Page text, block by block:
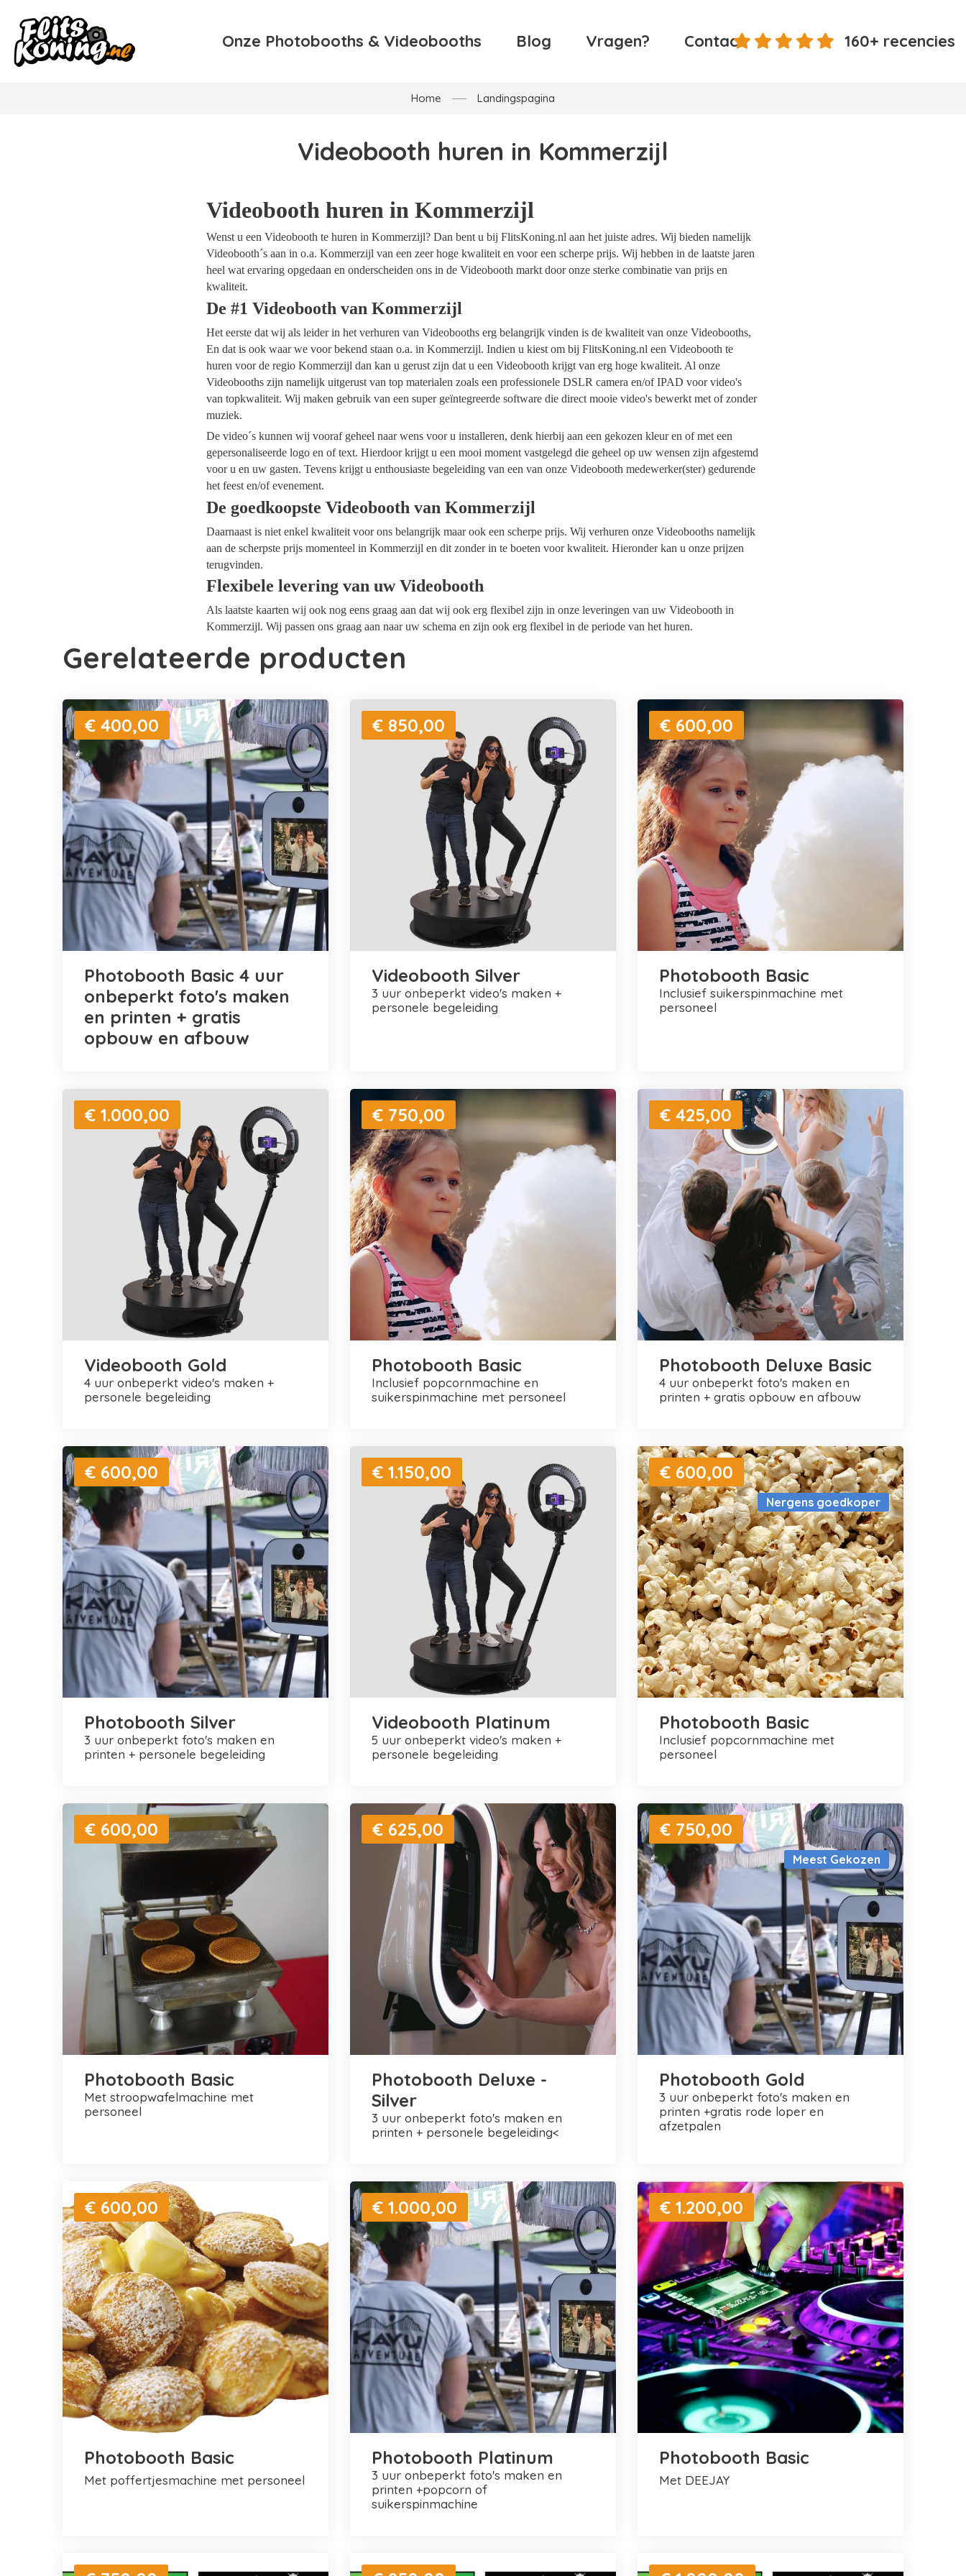
Onze Photobooths & Videobooths Blog Vragen? Contact 160+ recencies
Home Landingspagina
Videobooth huren in Kommerzijl
Videobooth huren in Kommerzijl
Wenst u een Videobooth te huren in Kommerzijl? Dan bent u bij FlitsKoning.nl aan het juiste adres. Wij bieden namelijk
Videobooth´s aan in o.a. Kommerzijl van een zeer hoge kwaliteit en voor een scherpe prijs. Wij hebben in de laatste jaren
heel wat ervaring opgedaan en onderscheiden ons in de Videobooth markt door onze sterke combinatie van prijs en
kwaliteit.
De #1 Videobooth van Kommerzijl
Het eerste dat wij als leider in het verhuren van Videobooths erg belangrijk vinden is de kwaliteit van onze Videobooths,
En dat is ook waar we voor bekend staan o.a. in Kommerzijl. Indien u kiest om bij FlitsKoning.nl een Videobooth te
huren voor de regio Kommerzijl dan kan u gerust zijn dat u een Videobooth krijgt van erg hoge kwaliteit. Al onze
Videobooths zijn namelijk uitgerust van top materialen zoals een professionele DSLR camera en/of IPAD voor video's
van topkwaliteit. Wij maken gebruik van een super geïntegreerde software die direct mooie video's bewerkt met of zonder
muziek.
De video´s kunnen wij vooraf geheel naar wens voor u installeren, denk hierbij aan een gekozen kleur en of met een
gepersonaliseerde logo en of text. Hierdoor krijgt u een mooi moment vastgelegd die geheel op uw wensen zijn afgestemd
voor u en uw gasten. Tevens krijgt u enthousiaste begeleiding van een van onze Videobooth medewerker(ster) gedurende
het feest en/of evenement.
De goedkoopste Videobooth van Kommerzijl
Daarnaast is niet enkel kwaliteit voor ons belangrijk maar ook een scherpe prijs. Wij verhuren onze Videobooths namelijk
aan de scherpste prijs momenteel in Kommerzijl en dit zonder in te boeten voor kwaliteit. Hieronder kan u onze prijzen
terugvinden.
Flexibele levering van uw Videobooth
Als laatste kaarten wij ook nog eens graag aan dat wij ook erg flexibel zijn in onze leveringen van uw Videobooth in
Kommerzijl. Wij passen ons graag aan naar uw schema en zijn ook erg flexibel in de periode van het huren.
Gerelateerde producten
€ 400,00
Photobooth Basic 4 uur
onbeperkt foto's maken
en printen + gratis
opbouw en afbouw
€ 850,00
Videobooth Silver
3 uur onbeperkt video's maken +
personele begeleiding
€ 600,00
Photobooth Basic
inclusief suikerspinmachine met
personeel
€ 1.000,00
Videobooth Gold
4 uur onbeperkt video's maken +
personele begeleiding
€ 750,00
Photobooth Basic
inclusief popcornmachine en
suikerspinmachine met personeel
€ 425,00
Photobooth Deluxe Basic
4 uur onbeperkt foto's maken en
printen + gratis opbouw en afbouw
€ 600,00
Photobooth Silver
3 uur onbeperkt foto's maken en
printen + personele begeleiding
€ 1.150,00
Videobooth Platinum
5 uur onbeperkt video's maken +
personele begeleiding
Nergens goedkoper
€ 600,00
Photobooth Basic
inclusief popcornmachine met
personeel
€ 600,00
Photobooth Basic
met stroopwafelmachine met
personeel
€ 625,00
Photobooth Deluxe -
Silver
3 uur onbeperkt foto's maken en
printen + personele begeleiding<
Meest Gekozen
€ 750,00
Photobooth Gold
3 uur onbeperkt foto's maken en
printen +gratis rode loper en
afzetpalen
€ 600,00
Photobooth Basic
met poffertjesmachine met personeel
€ 1.000,00
Photobooth Platinum
3 uur onbeperkt foto's maken en
printen +popcorn of
suikerspinmachine
€ 1.200,00
Photobooth Basic
met DEEJAY